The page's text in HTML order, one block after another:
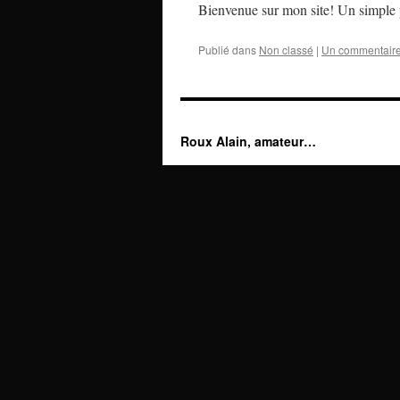
Bienvenue sur mon site! Un simple
Publié dans Non classé | Un commentaire
Roux Alain, amateur…